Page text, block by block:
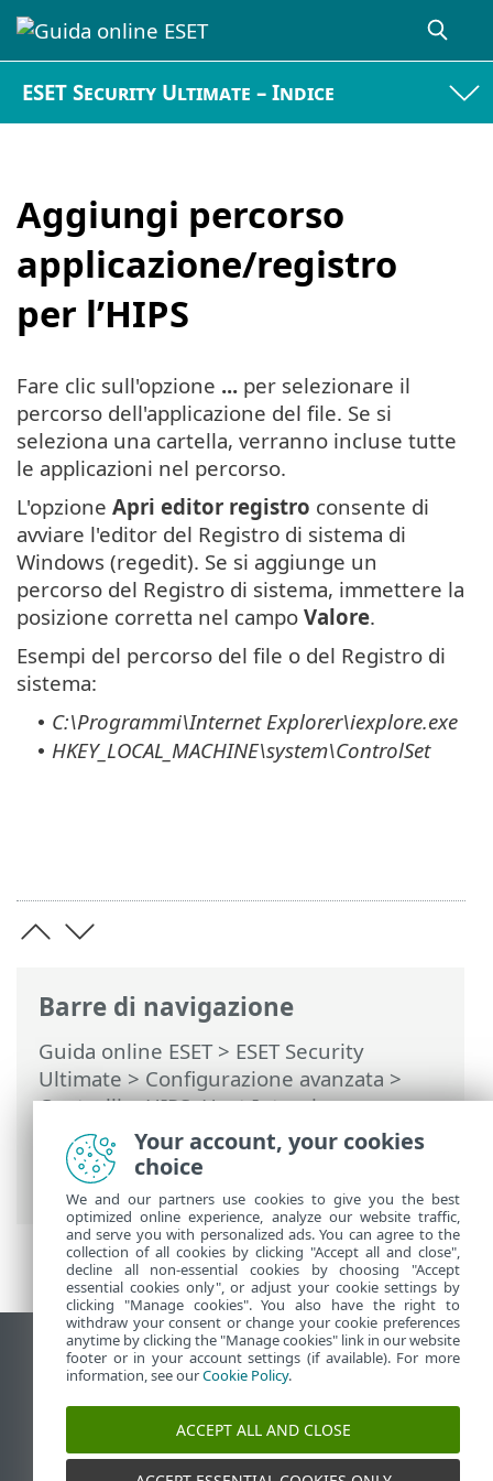
ESET Security Ultimate – Indice
Aggiungi percorso
applicazione/registro
per l’HIPS
Barre di navigazione
Guida online ESET> ESET Security
Ultimate>Configurazione avanzata>
Controlli>HIPS: Host Intrusion
Prevention System>Gestione regole
HIPS> Aggiungi percorso
applicazione/registro per l’HIPS
Fare clic sull'opzione ... per selezionare il
percorso dell'applicazione del file. Se si
seleziona una cartella, verranno incluse tutte
le applicazioni nel percorso.
L'opzione Apri editor registro consente di
avviare l'editor del Registro di sistema di
Windows (regedit). Se si aggiunge un
percorso del Registro di sistema, immettere la
posizione corretta nel campo Valore.
Esempi del percorso del file o del Registro di
sistema:
• C:\Programmi\Internet Explorer\iexplore.exe
• HKEY_LOCAL_MACHINE\system\ControlSet
Visualizza sito desktop
End of Life
ESET Knowledge Base
ESET Status Portal
Your account, your cookies
choice
We and our partners use cookies to give you the best
optimized online experience, analyze our website traffic,
and serve you with personalized ads. You can agree to the
collection of all cookies by clicking "Accept all and close",
decline all non-essential cookies by choosing "Accept
essential cookies only", or adjust your cookie settings by
clicking "Manage cookies". You also have the right to
withdraw your consent or change your cookie preferences
anytime by clicking the "Manage cookies" link in our website
footer or in your account settings (if available). For more
information, see ourCookie Policy.
ACCEPT ALL AND CLOSE